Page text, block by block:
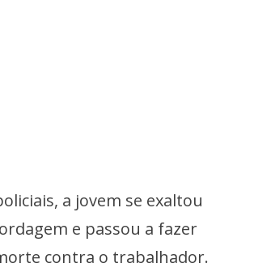
a jovem se exaltou
e passou a fazer
contra o trabalhador.